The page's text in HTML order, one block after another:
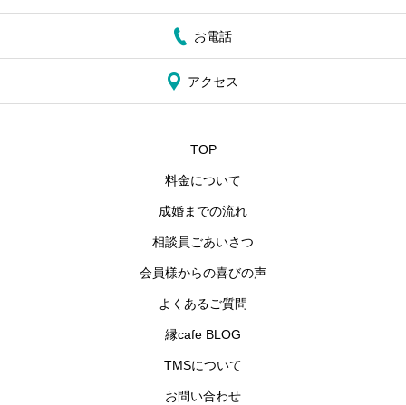
お電話
アクセス
TOP
料金について
成婚までの流れ
相談員ごあいさつ
会員様からの喜びの声
よくあるご質問
縁cafe BLOG
TMSについて
お問い合わせ